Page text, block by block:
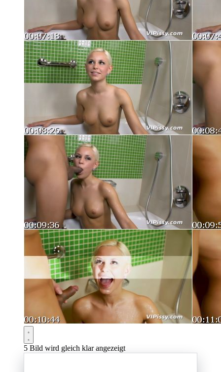
5 Bild wird gleich klar angezeigt